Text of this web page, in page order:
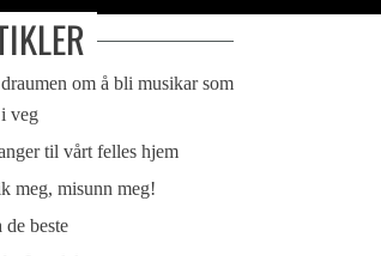
om å bli musikar som
veg
til vårt felles hjem
meg, misunn meg!
beste